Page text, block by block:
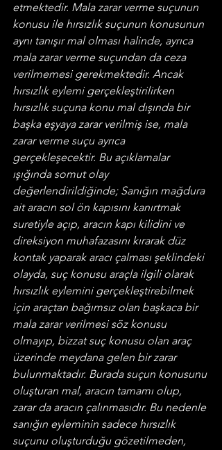
etmektedir. Mala zarar verme suçunun
konusu ile hırsızlık suçunun konusunun
aynı tanışır mal olması halinde, ayrıca
mala zarar verme suçundan da ceza
verilmemesi gerekmektedir. Ancak
hırsızlık eylemi gerçekleştirilirken
hırsızlık suçuna konu mal dışında bir
başka eşyaya zarar verilmiş ise, mala
zarar verme suçu ayrıca
gerçekleşecektir. Bu açıklamalar
ışığında somut olay
değerlendirildiğinde; Sanığın mağdura
ait aracın sol ön kapısını kanırtmak
suretiyle açıp, aracın kapı kilidini ve
direksiyon muhafazasını kırarak düz
kontak yaparak aracı çalması şeklindeki
olayda, suç konusu araçla ilgili olarak
hırsızlık eylemini gerçekleştirebilmek
için araçtan bağımsız olan başkaca bir
mala zarar verilmesi söz konusu
olmayıp, bizzat suç konusu olan araç
üzerinde meydana gelen bir zarar
bulunmaktadır. Burada suçun konusunu
oluşturan mal, aracın tamamı olup,
zarar da aracın çalınmasıdır. Bu nedenle
sanığın eyleminin sadece hırsızlık
suçunu oluşturduğu gözetilmeden,